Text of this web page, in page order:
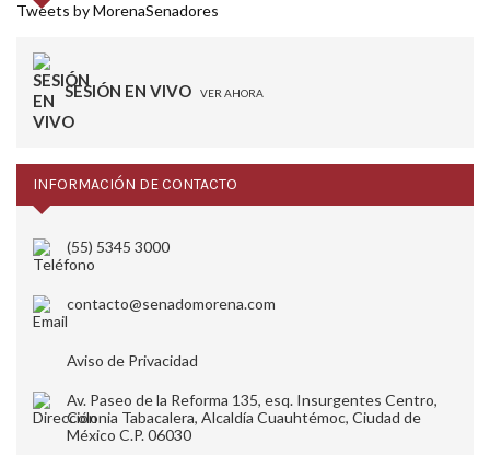
Tweets by MorenaSenadores
SESIÓN EN VIVO VER AHORA
INFORMACIÓN DE CONTACTO
(55) 5345 3000
contacto@senadomorena.com
Aviso de Privacidad
Av. Paseo de la Reforma 135, esq. Insurgentes Centro,
Colonia Tabacalera, Alcaldía Cuauhtémoc, Ciudad de
México C.P. 06030